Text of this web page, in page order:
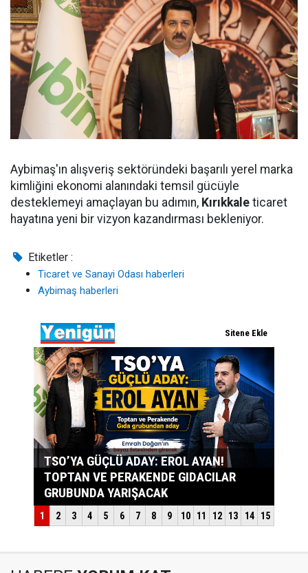
Aybimaş'ın alışveriş sektöründeki başarılı yerel marka
kimliğini ekonomi alanındaki temsil gücüyle
desteklemeyi amaçlayan bu adımın, Kırıkkale ticaret
hayatına yeni bir vizyon kazandırması bekleniyor.
Etiketler :
Ticaret ve Sanayi Odası haberleri
Aybimaş haberleri